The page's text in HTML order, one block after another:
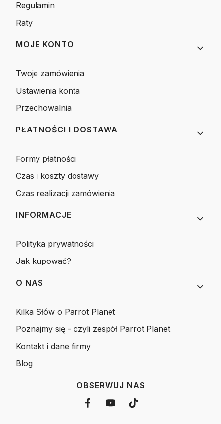
Regulamin
Raty
MOJE KONTO
Twoje zamówienia
Ustawienia konta
Przechowalnia
PŁATNOŚCI I DOSTAWA
Formy płatności
Czas i koszty dostawy
Czas realizacji zamówienia
INFORMACJE
Polityka prywatności
Jak kupować?
O NAS
Kilka Słów o Parrot Planet
Poznajmy się - czyli zespół Parrot Planet
Kontakt i dane firmy
Blog
OBSERWUJ NAS